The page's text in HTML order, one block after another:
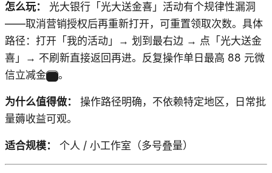
怎么玩：
光大银行「光大送金喜」活动有个规律性漏洞
——取消营销授权后再重新打开，可重置领取次数。具体
路径：打开「我的活动」→ 划到最右边 → 点「光大送金
喜」→ 不刷新直接返回再进。反复操作单日最高 88 元微
信立减金
。
为什么值得做：
操作路径明确，不依赖特定地区，日常批
量薅收益可观。
适合规模： 个人 / 小工作室（多号叠量）